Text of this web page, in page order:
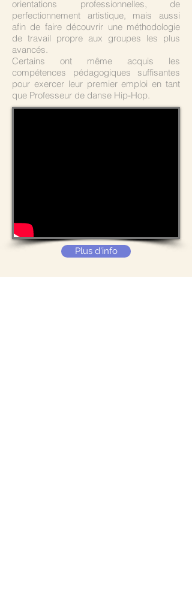
orientations professionnelles, de
perfectionnement artistique, mais aussi
afin de faire découvrir une méthodologie
de travail propre aux groupes les plus
avancés.
Certains ont même acquis les
compétences pédagogiques suffisantes
pour exercer leur premier emploi en tant
que Professeur de danse Hip-Hop.
Plus d'info